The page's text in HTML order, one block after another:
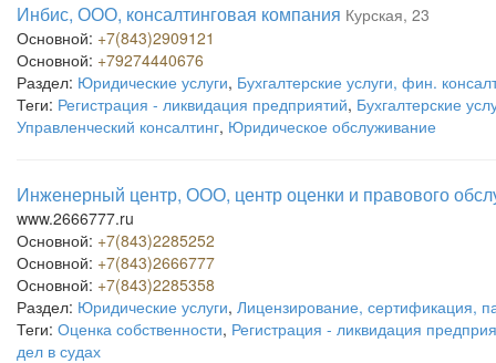
Инбис, ООО, консалтинговая компания Курская, 23
Основной: +7(843)2909121
Основной: +79274440676
Раздел: Юридические услуги, Бухгалтерские услуги, фин.
Теги: Регистрация - ликвидация предприятий, Бухгалтерские
Управленческий консалтинг, Юридическое обслуживание
Инженерный центр, ООО, центр оценки и правового
www.2666777.ru
Основной: +7(843)2285252
Основной: +7(843)2666777
Основной: +7(843)2285358
Раздел: Юридические услуги, Лицензирование, сертификация,
Теги: Оценка собственности, Регистрация - ликвидация
дел в судах